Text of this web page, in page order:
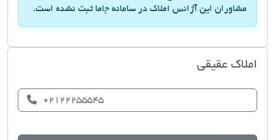
مشاوران این آژانس املاک در سامانه جاما ثبت نشده است.
املاک عقیقی
02122255545